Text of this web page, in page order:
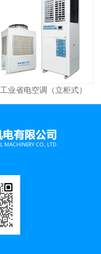
工业省电空调（立柜式）